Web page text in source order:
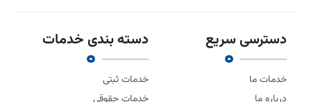
دسترسی سریع
خدمات ما
دسته بندی خدمات
خدمات ثبتی